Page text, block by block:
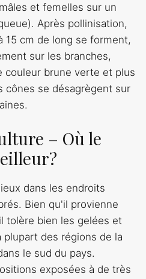
et femelles sur un
Après pollinisation,
15 cm de long se forment,
sur les branches,
couleur brune verte et plus
cônes se désagrègent sur
– Où le
dans les endroits
Bien qu'il provienne
tolère bien les gelées et
des régions de la
le sud du pays.
exposées à de très